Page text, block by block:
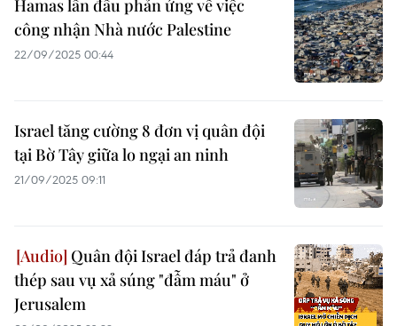
Hamas lần đầu phản ứng về việc
công nhận Nhà nước Palestine
22/09/2025 00:44
Israel tăng cường 8 đơn vị quân đội
tại Bờ Tây giữa lo ngại an ninh
21/09/2025 09:11
Quân đội Israel đáp trả đanh
thép sau vụ xả súng "đẫm máu" ở
Jerusalem